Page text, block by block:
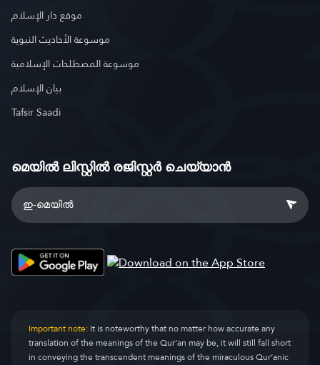
موقع دار الإسلام
موسوعة الأحاديث النبوية
موسوعة المصطلحات الإسلامية
بيان الإسلام
Tafsir Saadi
മെയിൽ ലിസ്റ്റിൽ രജിസ്റ്റർ ചെയ്യാൻ
Important note:It is noteworthy that no matter how accurate any
translation of the meanings of the Qur’an may be, it will still fall short
in conveying the transcendent meanings of the miraculous Qur’anic